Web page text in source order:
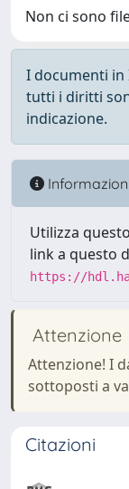
Non ci sono
I documenti in
tutti i diritti
indicazione.
Utilizza
link a questo
https://
Attenzione
Attenzione! I
sottoposti a
Citazioni